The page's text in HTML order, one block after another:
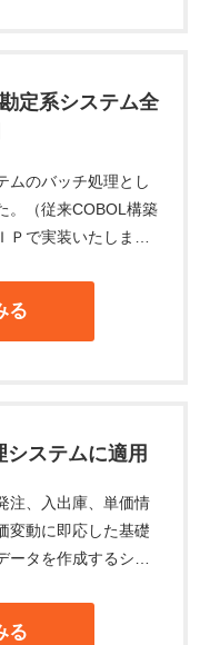
定系システム全
ムのバッチ処理とし
。（従来COBOL構築
で実装いたしまし
る
ステムに適用
注、入出庫、単価情
変動に即応した基礎
タを作成するシス
る